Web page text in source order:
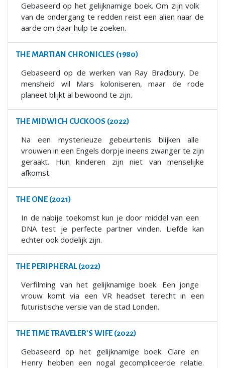
Gebaseerd op het gelijknamige boek. Om zijn volk
van de ondergang te redden reist een alien naar de
aarde om daar hulp te zoeken.
THE MARTIAN CHRONICLES (1980)
Gebaseerd op de werken van Ray Bradbury. De
mensheid wil Mars koloniseren, maar de rode
planeet blijkt al bewoond te zijn.
THE MIDWICH CUCKOOS (2022)
Na een mysterieuze gebeurtenis blijken alle
vrouwen in een Engels dorpje ineens zwanger te zijn
geraakt. Hun kinderen zijn niet van menselijke
afkomst.
THE ONE (2021)
In de nabije toekomst kun je door middel van een
DNA test je perfecte partner vinden. Liefde kan
echter ook dodelijk zijn.
THE PERIPHERAL (2022)
Verfilming van het gelijknamige boek. Een jonge
vrouw komt via een VR headset terecht in een
futuristische versie van de stad Londen.
THE TIME TRAVELER'S WIFE (2022)
Gebaseerd op het gelijknamige boek. Clare en
Henry hebben een nogal gecompliceerde relatie.